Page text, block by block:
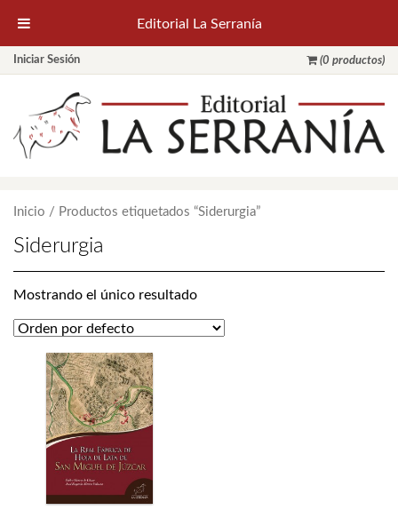
Iniciar Sesión (0 productos)
Inicio / Productos etiquetados “Siderurgia”
Siderurgia
Mostrando el único resultado
Editorial La Serranía